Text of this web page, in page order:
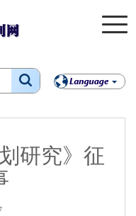
研究》征